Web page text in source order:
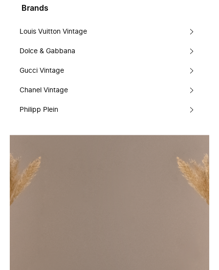
Brands
Louis Vuitton Vintage
Dolce & Gabbana
Gucci Vintage
Chanel Vintage
Philipp Plein